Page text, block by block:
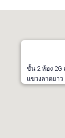
ชั้น 2 ห้อง 2G
แขวงลาดยา